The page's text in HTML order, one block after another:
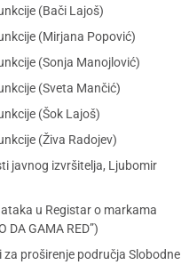
(Bači Lajoš)
(Mirjana Popović)
(Sonja Manojlović)
(Sveta Mančić)
(Šok Lajoš)
(Živa Radojev)
javnog izvršitelja, Ljubomir
u Registar o markama
DA GAMA RED”)
proširenje područja Slobodne